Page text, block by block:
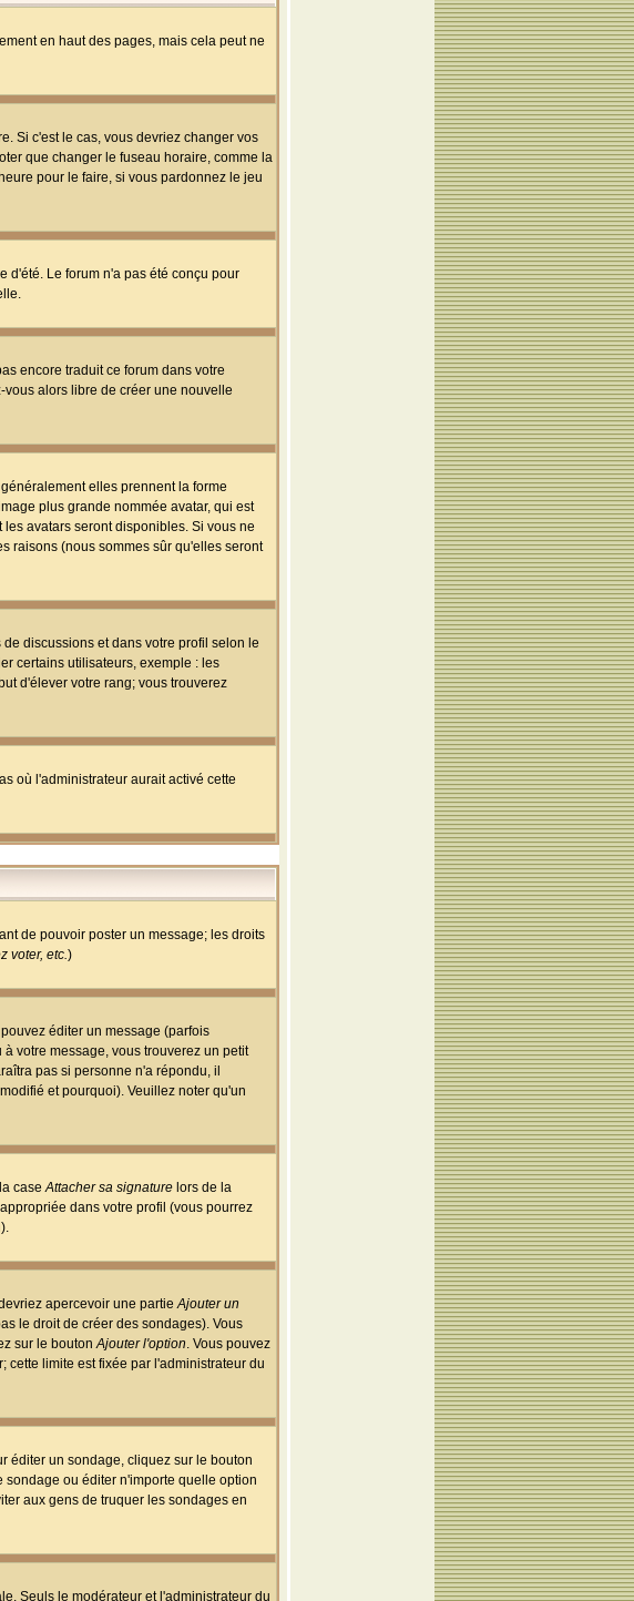
en haut des pages, mais cela peut ne
Si c'est le cas, vous devriez changer vos
que changer le fuseau horaire, comme la
pour le faire, si vous pardonnez le jeu
d'été. Le forum n'a pas été conçu pour
encore traduit ce forum dans votre
alors libre de créer une nouvelle
elles prennent la forme
plus grande nommée avatar, qui est
avatars seront disponibles. Si vous ne
raisons (nous sommes sûr qu'elles seront
discussions et dans votre profil selon le
certains utilisateurs, exemple : les
d'élever votre rang; vous trouverez
où l'administrateur aurait activé cette
de pouvoir poster un message; les droits
voter, etc.)
éditer un message (parfois
votre message, vous trouverez un petit
pas si personne n'a répondu, il
et pourquoi). Veuillez noter qu'un
caseAttacher sa signature lors de la
dans votre profil (vous pourrez
apercevoir une partieAjouter un
le droit de créer des sondages). Vous
sur le boutonAjouter l'option. Vous pouvez
limite est fixée par l'administrateur du
éditer un sondage, cliquez sur le bouton
ou éditer n'importe quelle option
aux gens de truquer les sondages en
Seuls le modérateur et l'administrateur du